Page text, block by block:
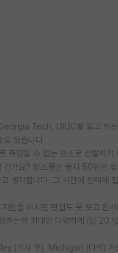
Tech, UIUC를 붙고 하
있습니다.
측정할 수 없는 요소로 선발하기
건가요? 탑스쿨만 쓸지 50위권
생각합니다. 그 시간에 컨택에
원을 하시면 면접도 못 보고 원
하는한 최대한 다양하게 (탑 20
(석사 후), Michigan (다박) 가